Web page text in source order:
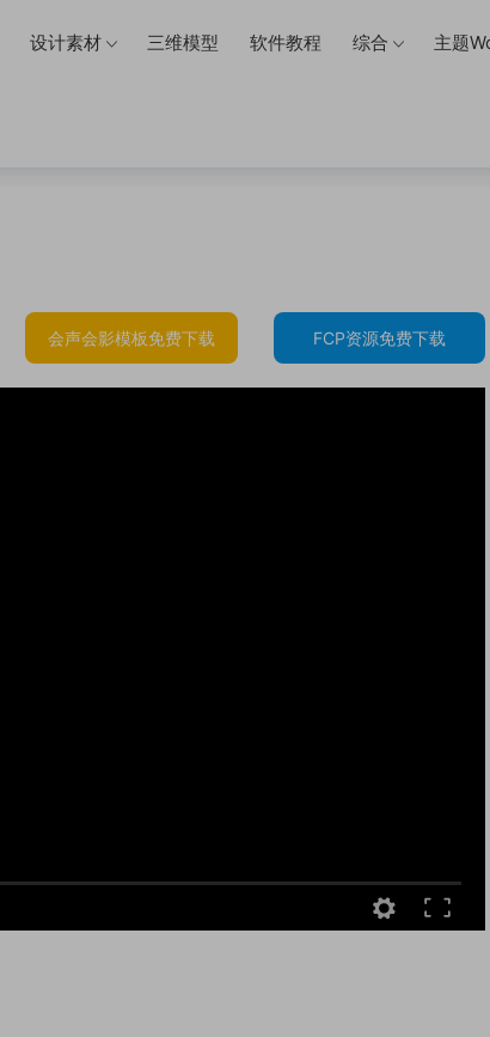
设计素材 三维模型 软件教程 综合 主题
会声会影模板免费下载 FCP资源免费下载